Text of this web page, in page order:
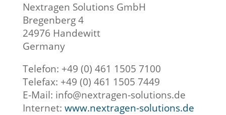
Nextragen Solutions GmbH
Bregenberg 4
24976 Handewitt
Germany
Telefon: +49 (0) 461 1505 7100
Telefax: +49 (0) 461 1505 7449
E-Mail: info@nextragen-solutions.de
Internet: www.nextragen-solutions.de